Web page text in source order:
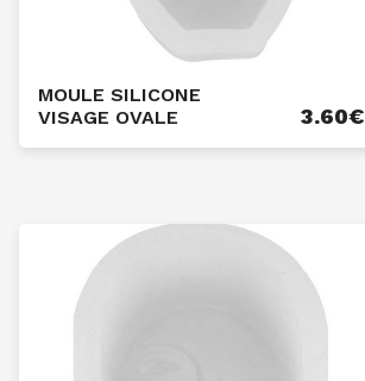
MOULE SILICONE
VISAGE OVALE
3.60€